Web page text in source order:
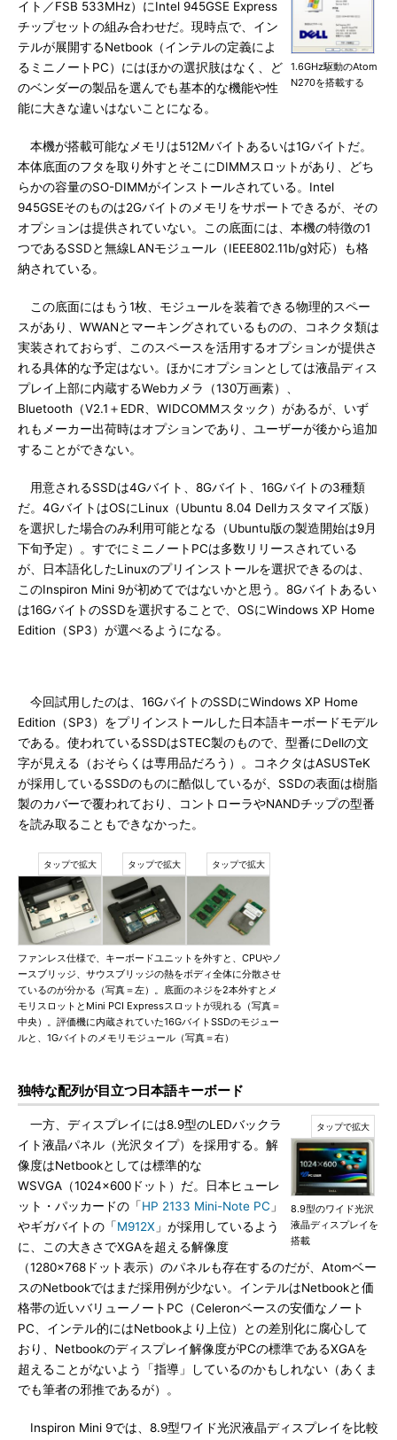
1.6GHz駆動のAtom
N270を搭載する
イト／FSB 533MHz）にIntel 945GSE Express
チップセットの組み合わせだ。現時点で、イン
テルが展開するNetbook（インテルの定義によ
るミニノートPC）にはほかの選択肢はなく、ど
のベンダーの製品を選んでも基本的な機能や性
能に大きな違いはないことになる。
本機が搭載可能なメモリは512Mバイトあるいは1Gバイトだ。
本体底面のフタを取り外すとそこにDIMMスロットがあり、どち
らかの容量のSO-DIMMがインストールされている。Intel
945GSEそのものは2Gバイトのメモリをサポートできるが、その
オプションは提供されていない。この底面には、本機の特徴の1
つであるSSDと無線LANモジュール（IEEE802.11b/g対応）も格
納されている。
この底面にはもう1枚、モジュールを装着できる物理的スペー
スがあり、WWANとマーキングされているものの、コネクタ類は
実装されておらず、このスペースを活用するオプションが提供さ
れる具体的な予定はない。ほかにオプションとしては液晶ディス
プレイ上部に内蔵するWebカメラ（130万画素）、
Bluetooth（V2.1＋EDR、WIDCOMMスタック）があるが、いず
れもメーカー出荷時はオプションであり、ユーザーが後から追加
することができない。
用意されるSSDは4Gバイト、8Gバイト、16Gバイトの3種類
だ。4GバイトはOSにLinux（Ubuntu 8.04 Dellカスタマイズ版）
を選択した場合のみ利用可能となる（Ubuntu版の製造開始は9月
下旬予定）。すでにミニノートPCは多数リリースされている
が、日本語化したLinuxのプリインストールを選択できるのは、
このInspiron Mini 9が初めてではないかと思う。8Gバイトあるい
は16GバイトのSSDを選択することで、OSにWindows XP Home
Edition（SP3）が選べるようになる。
今回試用したのは、16GバイトのSSDにWindows XP Home
Edition（SP3）をプリインストールした日本語キーボードモデル
である。使われているSSDはSTEC製のもので、型番にDellの文
字が見える（おそらくは専用品だろう）。コネクタはASUSTeK
が採用しているSSDのものに酷似しているが、SSDの表面は樹脂
製のカバーで覆われており、コントローラやNANDチップの型番
を読み取ることもできなかった。
ファンレス仕様で、キーボードユニットを外すと、CPUやノ
ースブリッジ、サウスブリッジの熱をボディ全体に分散させ
ているのが分かる（写真＝左）。底面のネジを2本外すとメ
モリスロットとMini PCI Expressスロットが現れる（写真＝
中央）。評価機に内蔵されていた16GバイトSSDのモジュー
ルと、1Gバイトのメモリモジュール（写真＝右）
独特な配列が目立つ日本語キーボード
8.9型のワイド光沢
液晶ディスプレイを
搭載
一方、ディスプレイには8.9型のLEDバックラ
イト液晶パネル（光沢タイプ）を採用する。解
像度はNetbookとしては標準的な
WSVGA（1024×600ドット）だ。日本ヒューレ
ット・パッカードの「HP 2133 Mini-Note PC 」
やギガバイトの「M912X 」が採用しているよう
に、この大きさでXGAを超える解像度
（1280×768ドット表示）のパネルも存在するのだが、Atomベー
スのNetbookではまだ採用例が少ない。インテルはNetbookと価
格帯の近いバリューノートPC（Celeronベースの安価なノート
PC、インテル的にはNetbookより上位）との差別化に腐心して
おり、Netbookのディスプレイ解像度がPCの標準であるXGAを
超えることがないよう「指導」しているのかもしれない（あくま
でも筆者の邪推であるが）。
Inspiron Mini 9では、8.9型ワイド光沢液晶ディスプレイを比較